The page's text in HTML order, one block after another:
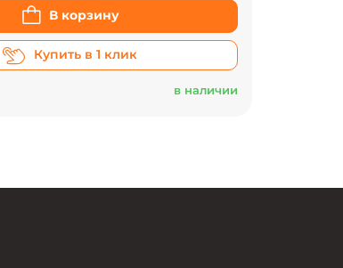
В корзину
Купить в 1 клик
в наличии